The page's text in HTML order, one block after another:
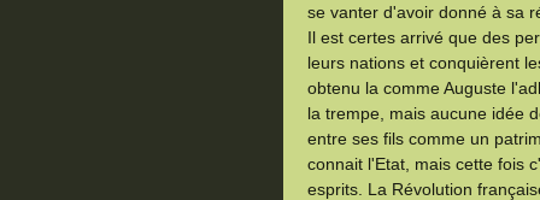
se vanter d'avoir donné à sa
Il est certes arrivé que des
leurs nations et conquièrent
obtenu la comme Auguste
la trempe, mais aucune idée
entre ses fils comme un
connait l'Etat, mais cette fois
esprits. La Révolution